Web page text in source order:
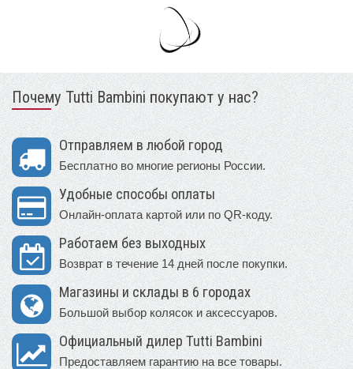
Почему Tutti Bambini покупают у нас?
Отправляем в любой город
Бесплатно во многие регионы России.
Удобные способы оплаты
Онлайн-оплата картой или по QR-коду.
Работаем без выходных
Возврат в течение 14 дней после покупки.
Магазины и склады в 6 городах
Большой выбор колясок и аксессуаров.
Официальный дилер Tutti Bambini
Предоставляем гарантию на все товары.